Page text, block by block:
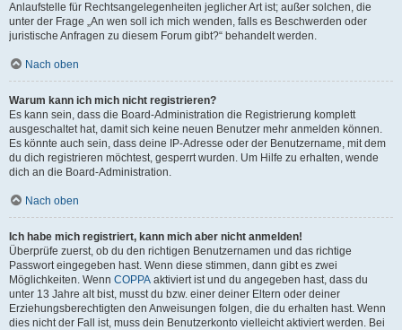
Anlaufstelle für Rechtsangelegenheiten jeglicher Art ist; außer solchen, die
unter der Frage „An wen soll ich mich wenden, falls es Beschwerden oder
juristische Anfragen zu diesem Forum gibt?“ behandelt werden.
Nach oben
Warum kann ich mich nicht registrieren?
Es kann sein, dass die Board-Administration die Registrierung komplett
ausgeschaltet hat, damit sich keine neuen Benutzer mehr anmelden können.
Es könnte auch sein, dass deine IP-Adresse oder der Benutzername, mit dem
du dich registrieren möchtest, gesperrt wurden. Um Hilfe zu erhalten, wende
dich an die Board-Administration.
Nach oben
Ich habe mich registriert, kann mich aber nicht anmelden!
Überprüfe zuerst, ob du den richtigen Benutzernamen und das richtige
Passwort eingegeben hast. Wenn diese stimmen, dann gibt es zwei
Möglichkeiten. Wenn COPPA aktiviert ist und du angegeben hast, dass du
unter 13 Jahre alt bist, musst du bzw. einer deiner Eltern oder deiner
Erziehungsberechtigten den Anweisungen folgen, die du erhalten hast. Wenn
dies nicht der Fall ist, muss dein Benutzerkonto vielleicht aktiviert werden. Bei